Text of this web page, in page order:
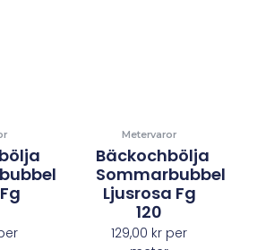
Metervaror
Bäckochbölja
Sommarbubbel
Ljusrosa Fg
120
129,00 kr per